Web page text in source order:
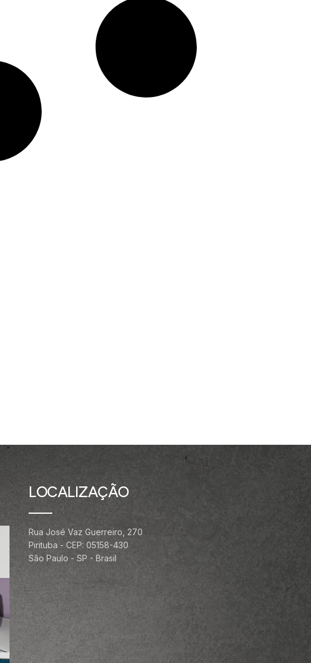
LOCALIZAÇÃO
Rua José Vaz Guerreiro, 270
Pirituba - CEP: 05158-430
São Paulo - SP - Brasil